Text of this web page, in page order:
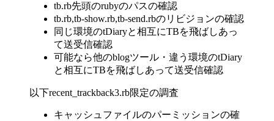
tb.rb先頭のrubyのパスの確認
tb.rb,tb-show.rb,tb-send.rbのリビジョンの確認
同じ環境のtDiaryと相互にTBを飛ばしあっ
て送受信確認
可能なら他のblogツール・違う環境のtDiary
と相互にTBを飛ばしあって送受信確認
以下recent_trackback3.rb限定の調査
キャッシュファイルのパーミッションの確